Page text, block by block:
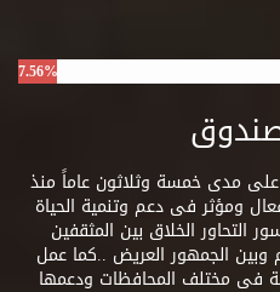
7.56%
على مدى خمسة وثلاثون عاماً منذ
بدور فعال ومؤثر فى دعم وتنمية الحياة
التحاور الخلاق بين المثقفين
وبين الجمهور العريض ..كما عمل
فى مختلف المحافظات ودعمها